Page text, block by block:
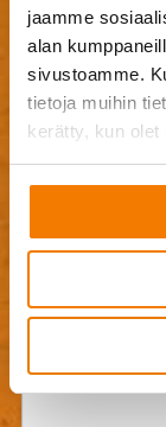
jaamme
alan
sivustoamme.
tietoja muihin
kerätty, kun olet